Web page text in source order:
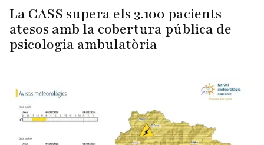
La CASS supera els 3.100 pacients
atesos amb la cobertura pública de
psicologia ambulatòria